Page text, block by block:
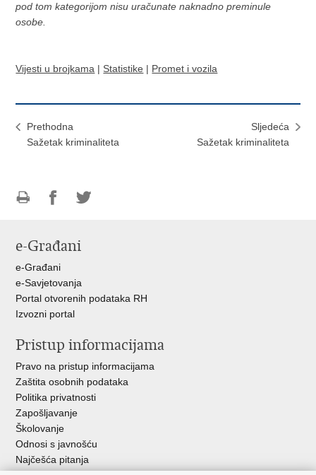
pod tom kategorijom nisu uračunate naknadno preminule
osobe.
Vijesti u brojkama | Statistike | Promet i vozila
Prethodna
Sažetak kriminaliteta
Sljedeća
Sažetak kriminaliteta
FacebookuTwitteru
e-Građani
e-Građani
e-Savjetovanja
Portal otvorenih podataka RH
Izvozni portal
Pristup informacijama
Pravo na pristup informacijama
Zaštita osobnih podataka
Politika privatnosti
Zapošljavanje
Školovanje
Odnosi s javnošću
Najčešća pitanja